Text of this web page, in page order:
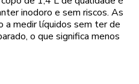
inodoro e sem riscos. As
a medir líquidos sem ter de
o que significa menos